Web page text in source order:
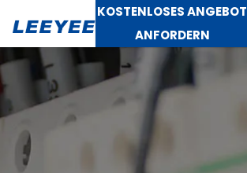
KOSTENLOSES ANGEBOT
ANFORDERN